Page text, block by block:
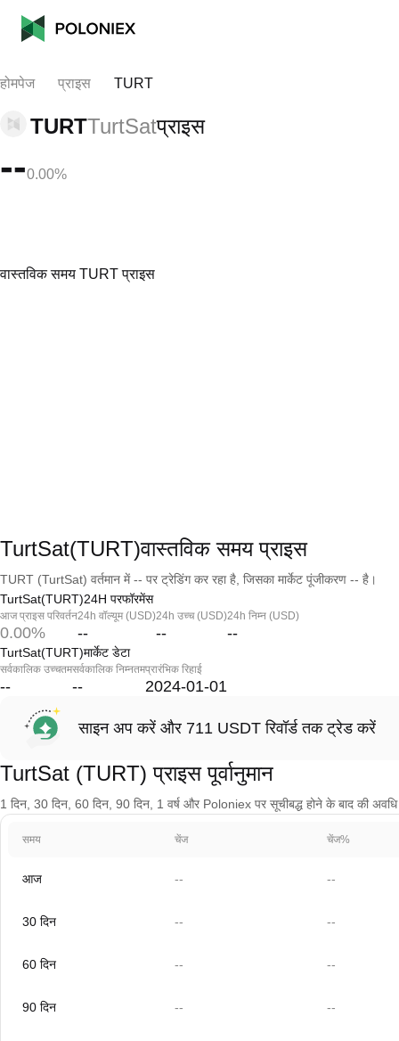
होमपेज प्राइस TURT
TURTTurtSatप्राइस
--0.00%
वास्तविक समय TURT प्राइस
TurtSat(TURT)वास्तविक समय प्राइस
TURT (TurtSat) वर्तमान में -- पर ट्रेडिंग कर रहा है, जिसका मार्केट पूंजीकरण -- है।
TurtSat(TURT)24H परफॉरमेंस
आज प्राइस परिवर्तन
0.00%
24h वॉल्यूम (USD)
--
24h उच्च (USD)
--
24h निम्न (USD)
--
TurtSat(TURT)मार्केट डेटा
सर्वकालिक उच्चतम
--
सर्वकालिक निम्नतम
--
प्रारंभिक रिहाई
2024-01-01
साइन अप करें और 711 USDT रिवॉर्ड तक ट्रेड करें
TurtSat (TURT) प्राइस पूर्वानुमान
1 दिन, 30 दिन, 60 दिन, 90 दिन, 1 वर्ष और Poloniex पर सूचीबद्ध होने के बाद की
समय चेंज चेंज%
आज -- --
30 दिन -- --
60 दिन -- --
90 दिन -- --